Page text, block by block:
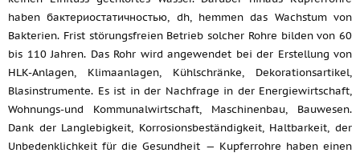
haben бактериостатичностью, dh, hemmen das Wachstum von
Bakterien. Frist störungsfreien Betrieb solcher Rohre bilden von 60
bis 110 Jahren. Das Rohr wird angewendet bei der Erstellung von
HLK-Anlagen, Klimaanlagen, Kühlschränke, Dekorationsartikel,
Blasinstrumente. Es ist in der Nachfrage in der Energiewirtschaft,
Wohnungs-und Kommunalwirtschaft, Maschinenbau, Bauwesen.
Dank der Langlebigkeit, Korrosionsbeständigkeit, Haltbarkeit, der
Unbedenklichkeit für die Gesundheit — Kupferrohre haben einen